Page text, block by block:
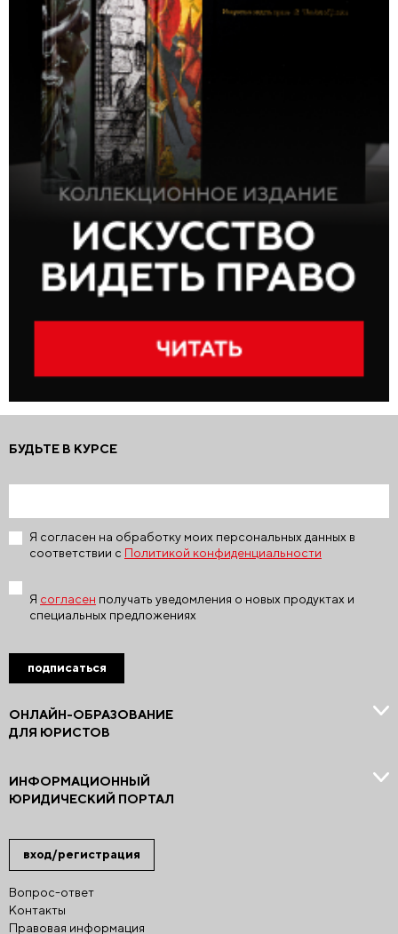
вход/регистрация
Вопрос-ответ
Контакты
Правовая информация
ОНЛАЙН-ОБРАЗОВАНИЕ
ДЛЯ ЮРИСТОВ
ИНФОРМАЦИОННЫЙ
ЮРИДИЧЕСКИЙ ПОРТАЛ
БУДЬТЕ В КУРСЕ
Я согласен на обработку моих персональных данных в
соответствии с Политикой конфиденциальности
Я согласен получать уведомления о новых продуктах и
специальных предложениях
подписаться